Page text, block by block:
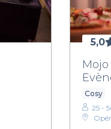
5,0
Cosy
25 -